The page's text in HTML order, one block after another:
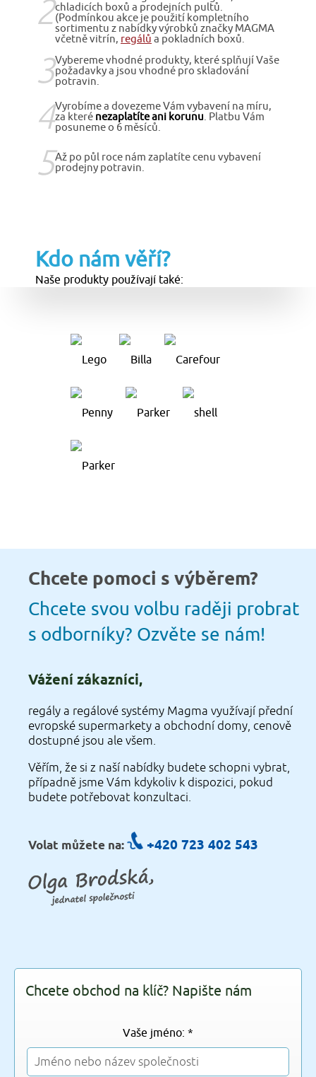
2chladicích boxů a prodejních pultů.
(Podmínkou akce je použití kompletního
sortimentu z nabídky výrobků značky MAGMA
včetně vitrín, regálů a pokladních boxů.
3Vybereme vhodné produkty, které splňují Vaše
požadavky a jsou vhodné pro skladování
potravin.
4Vyrobíme a dovezeme Vám vybavení na míru,
za které nezaplatíte ani korunu. Platbu Vám
posuneme o 6 měsíců.
5Až po půl roce nám zaplatíte cenu vybavení
prodejny potravin.
Kdo nám věří?
Naše produkty používají také:
Chcete pomoci s výběrem?
Chcete svou volbu raději probrat
s odborníky? Ozvěte se nám!
Vážení zákazníci,
regály a regálové systémy Magma využívají přední
evropské supermarkety a obchodní domy, cenově
dostupné jsou ale všem.
Věřím, že si z naší nabídky budete schopni vybrat,
případně jsme Vám kdykoliv k dispozici, pokud
budete potřebovat konzultaci.
Volat můžete na: +420 723 402 543
Chcete obchod na klíč? Napište nám
Vaše jméno: *